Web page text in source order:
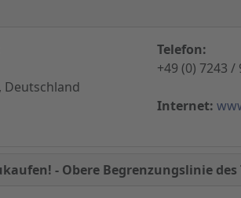
Deutschland
Telefon:
+49 (0) 7243 /
Internet:
- Obere Begrenzungslinie